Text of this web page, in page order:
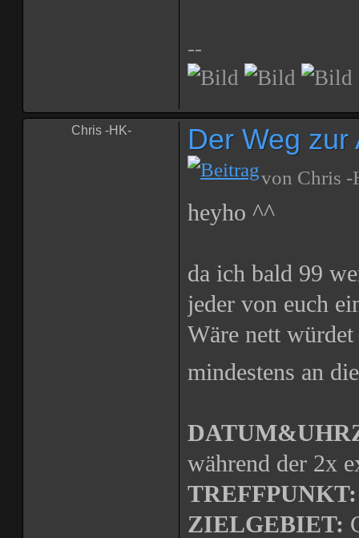
--
Chris -HK- Der Weg zur
von Chris
heyho ^^
da ich bald 99
jeder von euch
Wäre nett
mindestens an
während der 2x
TREFFPUNKT:
ZIELGEBIET: